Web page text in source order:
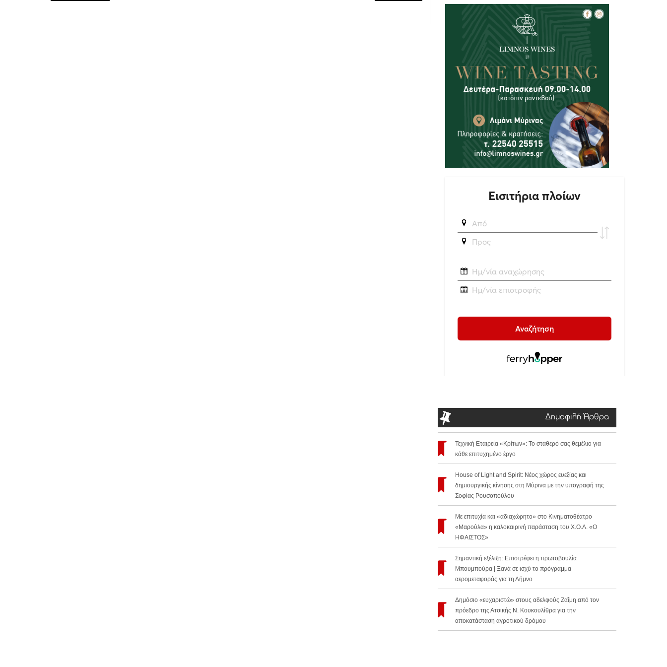
Δημοφιλή Άρθρα
Τεχνική Εταιρεία «Κρίτων»: Το σταθερό σας θεμέλιο για
κάθε επιτυχημένο έργο
House of Light and Spirit: Νέος χώρος ευεξίας και
δημιουργικής κίνησης στη Μύρινα με την υπογραφή της
Σοφίας Ρουσοπούλου
Με επιτυχία και «αδιαχώρητο» στο Κινηματοθέατρο
«Μαρούλα» η καλοκαιρινή παράσταση του Χ.Ο.Λ. «Ο
ΗΦΑΙΣΤΟΣ»
Σημαντική εξέλιξη: Επιστρέφει η πρωτοβουλία
Μπουμπούρα | Ξανά σε ισχύ το πρόγραμμα
αερομεταφοράς για τη Λήμνο
Δημόσιο «ευχαριστώ» στους αδελφούς Ζαΐμη από τον
πρόεδρο της Ατσικής Ν. Κουκουλίθρα για την
αποκατάσταση αγροτικού δρόμου